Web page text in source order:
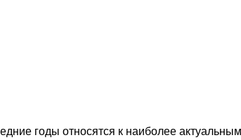
годы относятся к наиболее